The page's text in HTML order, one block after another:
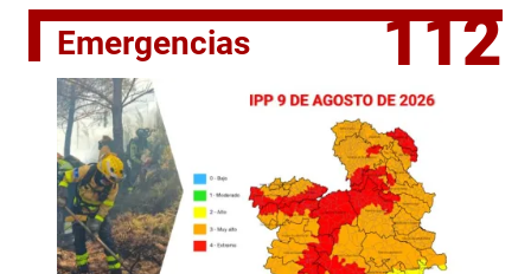
Emergencias 112